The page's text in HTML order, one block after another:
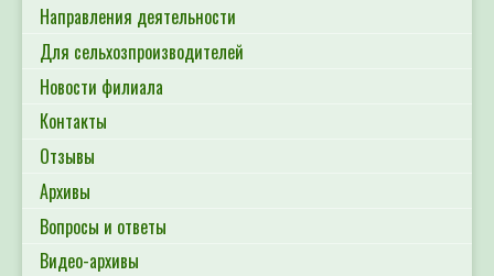
Направления деятельности
Для сельхозпроизводителей
Новости филиала
Контакты
Отзывы
Архивы
Вопросы и ответы
Видео-архивы